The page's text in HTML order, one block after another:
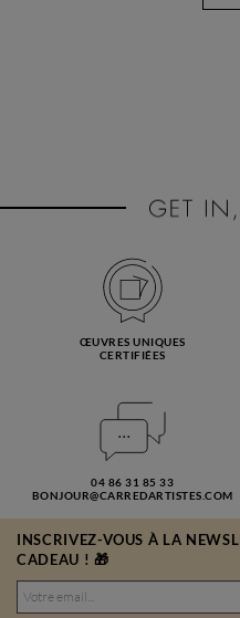
ŒUVRES UNIQUES
CERTIFIÉES
04 86 31 85 33
BONJOUR@CARREDARTISTES.COM
INSCRIVEZ-VOUS À LA
CADEAU ! 🎁